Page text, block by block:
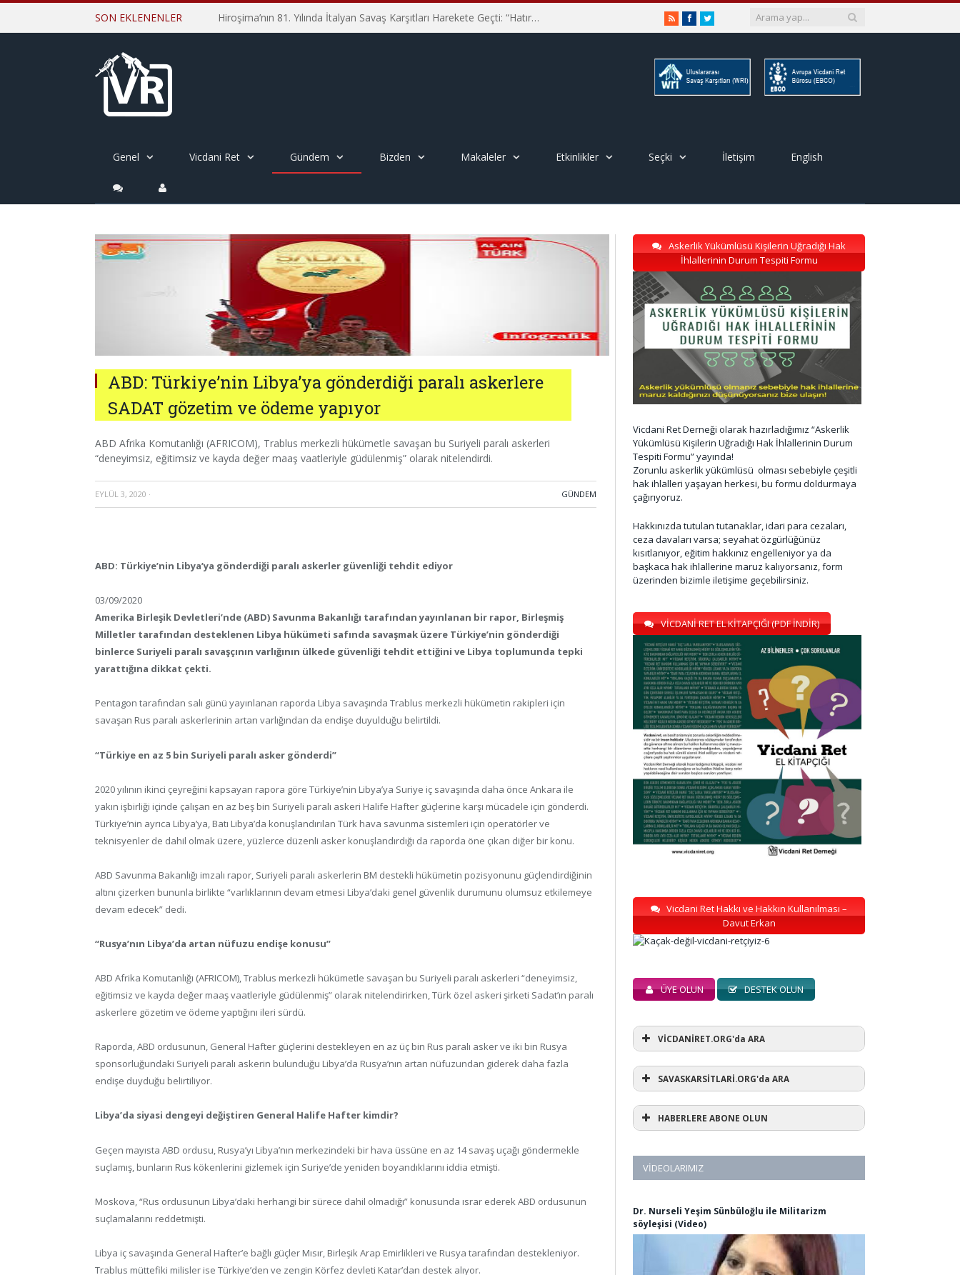
SON EKLENENLER Hiroşima’nın 81. Yılında İtalyan Savaş Karşıtları Harekete Geçti: “Hatırlamak yeterli değil” RSSFacebookTwitter
Genel Vicdani Ret Gündem Bizden Makaleler Etkinlikler Seçki İletişim English
ABD: Türkiye’nin Libya’ya gönderdiği paralı askerlere
SADAT gözetim ve ödeme yapıyor
ABD Afrika Komutanlığı (AFRICOM), Trablus merkezli hükümetle savaşan bu Suriyeli paralı askerleri
“deneyimsiz, eğitimsiz ve kayda değer maaş vaatleriyle güdülenmiş” olarak nitelendirdi.
EYLÜL 3, 2020 · GÜNDEM
ABD: Türkiye’nin Libya’ya gönderdiği paralı askerler güvenliği tehdit ediyor
03/09/2020
Amerika Birleşik Devletleri’nde (ABD) Savunma Bakanlığı tarafından yayınlanan bir rapor, Birleşmiş
Milletler tarafından desteklenen Libya hükümeti safında savaşmak üzere Türkiye’nin gönderdiği
binlerce Suriyeli paralı savaşçının varlığının ülkede güvenliği tehdit ettiğini ve Libya toplumunda tepki
yarattığına dikkat çekti.
Pentagon tarafından salı günü yayınlanan raporda Libya savaşında Trablus merkezli hükümetin rakipleri için
savaşan Rus paralı askerlerinin artan varlığından da endişe duyulduğu belirtildi.
“Türkiye en az 5 bin Suriyeli paralı asker gönderdi”
2020 yılının ikinci çeyreğini kapsayan rapora göre Türkiye’nin Libya’ya Suriye iç savaşında daha önce Ankara ile
yakın işbirliği içinde çalışan en az beş bin Suriyeli paralı askeri Halife Hafter güçlerine karşı mücadele için gönderdi.
Türkiye’nin ayrıca Libya’ya, Batı Libya’da konuşlandırılan Türk hava savunma sistemleri için operatörler ve
teknisyenler de dahil olmak üzere, yüzlerce düzenli asker konuşlandırdığı da raporda öne çıkan diğer bir konu.
ABD Savunma Bakanlığı imzalı rapor, Suriyeli paralı askerlerin BM destekli hükümetin pozisyonunu güçlendirdiğinin
altını çizerken bununla birlikte “varlıklarının devam etmesi Libya’daki genel güvenlik durumunu olumsuz etkilemeye
devam edecek” dedi.
“Rusya’nın Libya’da artan nüfuzu endişe konusu”
ABD Afrika Komutanlığı (AFRICOM), Trablus merkezli hükümetle savaşan bu Suriyeli paralı askerleri “deneyimsiz,
eğitimsiz ve kayda değer maaş vaatleriyle güdülenmiş” olarak nitelendirirken, Türk özel askeri şirketi Sadat’ın paralı
askerlere gözetim ve ödeme yaptığını ileri sürdü.
Raporda, ABD ordusunun, General Hafter güçlerini destekleyen en az üç bin Rus paralı asker ve iki bin Rusya
sponsorluğundaki Suriyeli paralı askerin bulunduğu Libya’da Rusya’nın artan nüfuzundan giderek daha fazla
endişe duyduğu belirtiliyor.
Libya’da siyasi dengeyi değiştiren General Halife Hafter kimdir?
Geçen mayısta ABD ordusu, Rusya’yı Libya’nın merkezindeki bir hava üssüne en az 14 savaş uçağı göndermekle
suçlamış, bunların Rus kökenlerini gizlemek için Suriye’de yeniden boyandıklarını iddia etmişti.
Moskova, “Rus ordusunun Libya’daki herhangi bir sürece dahil olmadığı” konusunda ısrar ederek ABD ordusunun
suçlamalarını reddetmişti.
Libya iç savaşında General Hafter’e bağlı güçler Mısır, Birleşik Arap Emirlikleri ve Rusya tarafından destekleniyor.
Trablus müttefiki milisler ise Türkiye’den ve zengin Körfez devleti Katar’dan destek alıyor.
Askerlik Yükümlüsü Kişilerin Uğradığı Hak
İhlallerinin Durum Tespiti Formu
Vicdani Ret Derneği olarak hazırladığımız “Askerlik
Yükümlüsü Kişilerin Uğradığı Hak İhlallerinin Durum
Tespiti Formu” yayında!
Zorunlu askerlik yükümlüsü olması sebebiyle çeşitli
hak ihlalleri yaşayan herkesi, bu formu doldurmaya
çağırıyoruz.
Hakkınızda tutulan tutanaklar, idari para cezaları,
ceza davaları varsa; seyahat özgürlüğünüz
kısıtlanıyor, eğitim hakkınız engelleniyor ya da
başkaca hak ihlallerine maruz kalıyorsanız, form
üzerinden bizimle iletişime geçebilirsiniz.
VİCDANİ RET EL KİTAPÇIĞI (PDF İNDİR)
Vicdani Ret Hakkı ve Hakkın Kullanılması –
Davut Erkan
ÜYE OLUN DESTEK OLUN
VİCDANİRET.ORG'da ARA
SAVASKARSİTLARİ.ORG'da ARA
HABERLERE ABONE OLUN
VIDEOLARIMIZ
Dr. Nurseli Yeşim Sünbüloğlu ile Militarizm
söyleşisi (Video)